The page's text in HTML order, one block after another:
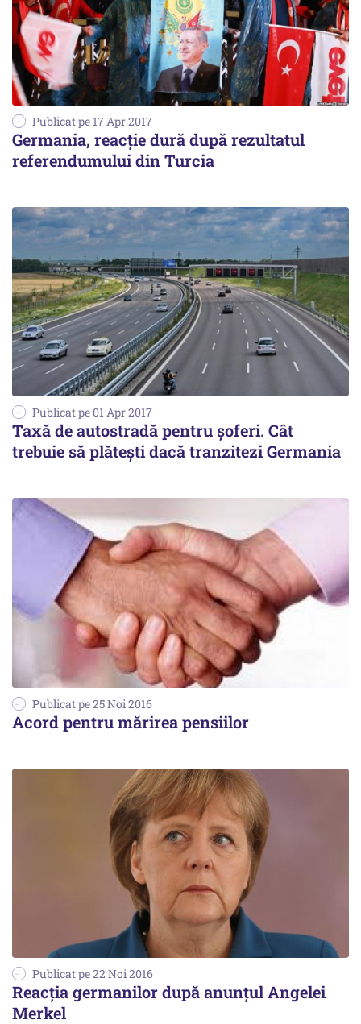
Publicat pe 17 Apr 2017
Germania, reacție dură după rezultatul
referendumului din Turcia
Publicat pe 01 Apr 2017
Taxă de autostradă pentru șoferi. Cât
trebuie să plătești dacă tranzitezi Germania
Publicat pe 25 Noi 2016
Acord pentru mărirea pensiilor
Publicat pe 22 Noi 2016
Reacția germanilor după anunțul Angelei
Merkel